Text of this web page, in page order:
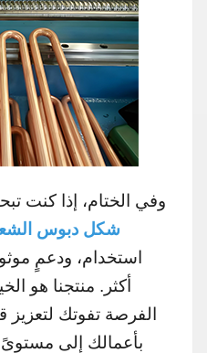
وفي الختام، إذا كنت
شكل دبوس
استخدام، ودعمٍ
أكثر. منتجنا هو
الفرصة تفوتك لتعزيز
بأعمالك إلى مستوىً